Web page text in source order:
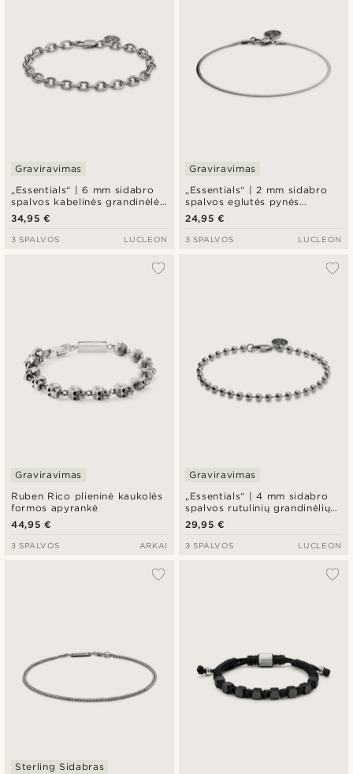
„Essentials“ | 6 mm sidabro
spalvos kabelinės grandinėlės
apyrankė
Graviravimas
34,95 €
3 SPALVOS LUCLEON
„Essentials“ | 2 mm sidabro
spalvos eglutės pynės
grandinėlės apyrankė
Graviravimas
24,95 €
3 SPALVOS LUCLEON
Ruben Rico plieninė kaukolės
formos apyrankė
Graviravimas
44,95 €
3 SPALVOS ARKAI
„Essentials“ | 4 mm sidabro
spalvos rutulinių grandinėlių
apyrankė
Graviravimas
29,95 €
3 SPALVOS LUCLEON
Sterling Sidabras